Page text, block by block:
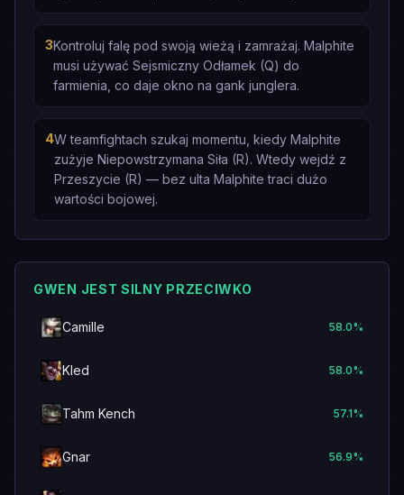
3Kontroluj falę pod swoją wieżą i zamrażaj. Malphite
musi używać Sejsmiczny Odłamek (Q) do
farmienia, co daje okno na gank junglera.
4W teamfightach szukaj momentu, kiedy Malphite
zużyje Niepowstrzymana Siła (R). Wtedy wejdź z
Przeszycie (R) — bez ulta Malphite traci dużo
wartości bojowej.
GWEN JEST SILNY PRZECIWKO
Camille 58.0%
Kled 58.0%
Tahm Kench 57.1%
Gnar 56.9%